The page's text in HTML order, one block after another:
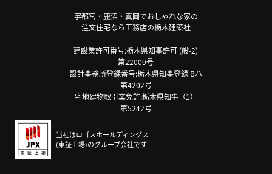
宇都宮・鹿沼・真岡でおしゃれな家の
注文住宅なら工務店の栃木建築社
建設業許可番号:栃木県知事許可 (般-2)
第22009号
設計事務所登録番号:栃木県知事登録 Bハ
第4202号
宅地建物取引業免許:栃木県知事（1）
第5242号
当社はロゴスホールディングス
(東証上場)のグループ会社です